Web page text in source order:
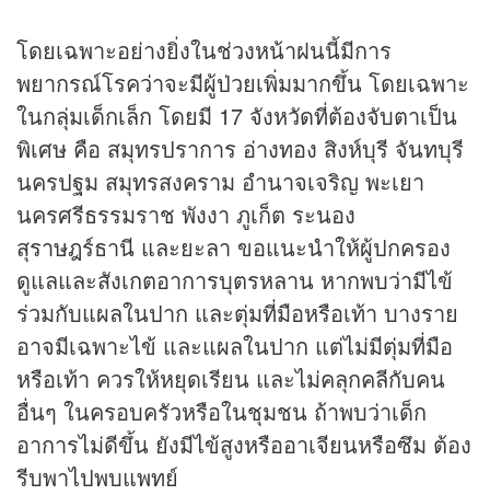
โดยเฉพาะอย่างยิ่งในช่วงหน้าฝนนี้มีการ
พยากรณ์โรคว่าจะมีผู้ป่วยเพิ่มมากขึ้น โดยเฉพาะ
ในกลุ่มเด็กเล็ก โดยมี 17 จังหวัดที่ต้องจับตาเป็น
พิเศษ คือ สมุทรปราการ อ่างทอง สิงห์บุรี จันทบุรี
นครปฐม สมุทรสงคราม อำนาจเจริญ พะเยา
นครศรีธรรมราช พังงา ภูเก็ต ระนอง
สุราษฎร์ธานี และยะลา ขอแนะนำให้ผู้ปกครอง
ดูแลและสังเกตอาการบุตรหลาน หากพบว่ามีไข้
ร่วมกับแผลในปาก และตุ่มที่มือหรือเท้า บางราย
อาจมีเฉพาะไข้ และแผลในปาก แต่ไม่มีตุ่มที่มือ
หรือเท้า ควรให้หยุดเรียน และไม่คลุกคลีกับคน
อื่นๆ ในครอบครัวหรือในชุมชน ถ้าพบว่าเด็ก
อาการไม่ดีขึ้น ยังมีไข้สูงหรืออาเจียนหรือซึม ต้อง
รีบพาไปพบแพทย์